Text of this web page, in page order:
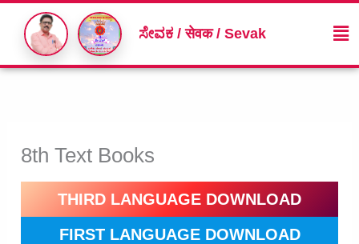
content
ಸೇವಕ / सेवक / Sevak
8th Text Books
THIRD LANGUAGE DOWNLOAD
FIRST LANGUAGE DOWNLOAD